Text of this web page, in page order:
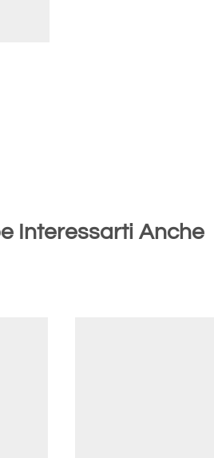
Interessarti Anche